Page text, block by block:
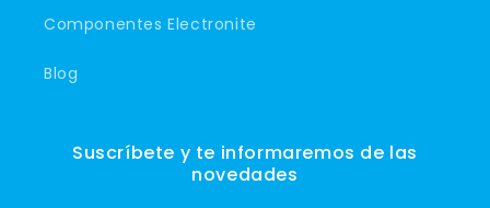
Componentes Electronite
Blog
Suscríbete y te informaremos de las
novedades